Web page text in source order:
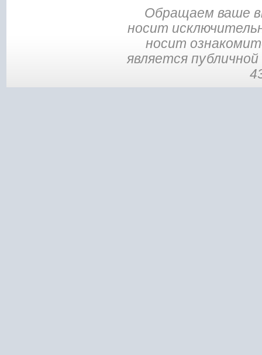
Обращаем ваше
носит
носит
является